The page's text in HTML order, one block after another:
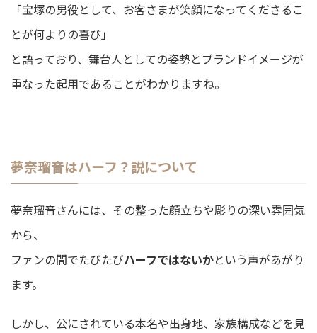
「宝塚の男役として、お客さまが笑顔になってくださるこ
とが何よりの喜び」
と語っており、舞台人としての姿勢とブランドイメージが
重なった起用であることがわかりますね。
夢奈瑠音はハーフ？説について
夢奈瑠音さんには、その整った顔立ちや彫りの深い雰囲気
から、
ファンの間でたびたびハーフではないかという声があがり
ます。
しかし、公にされている本名や出身地、家族構成などを見